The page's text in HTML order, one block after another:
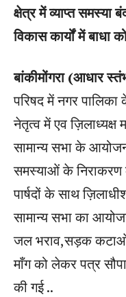
क्षेत्र में व्याप्त
विकास कार्यों में बाधा
बांकीमोंगरा (आधार
परिषद में नगर
नेतृत्व में एव
सामान्य सभा के आयोजन
समस्याओं के निराकरण
पार्षदों के साथ
सामान्य सभा का
जल भराव,सड़क
माँग को लेकर पत्र
की गई ..